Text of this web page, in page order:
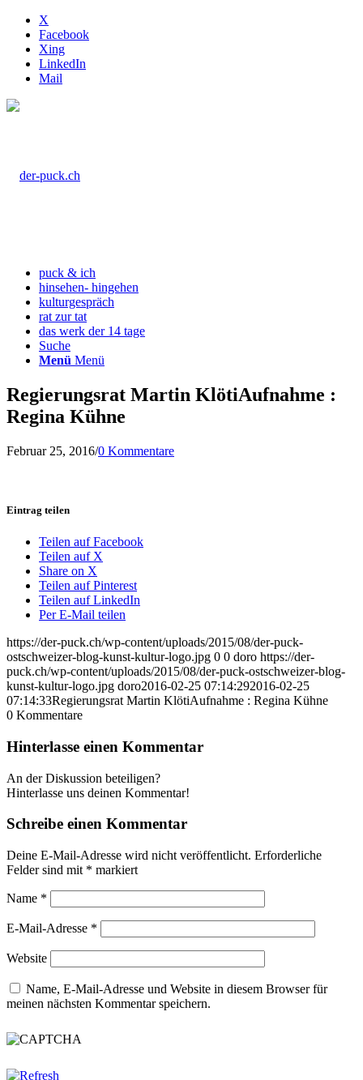
X
Facebook
Xing
LinkedIn
Mail
puck & ich
hinsehen- hingehen
kulturgespräch
rat zur tat
das werk der 14 tage
Suche
Menü Menü
Regierungsrat Martin KlötiAufnahme :
Regina Kühne
Februar 25, 2016/0 Kommentare
Eintrag teilen
Teilen auf Facebook
Teilen auf X
Share on X
Teilen auf Pinterest
Teilen auf LinkedIn
Per E-Mail teilen
https://der-puck.ch/wp-content/uploads/2015/08/der-puck-
ostschweizer-blog-kunst-kultur-logo.jpg 0 0 doro https://der-
puck.ch/wp-content/uploads/2015/08/der-puck-ostschweizer-blog-
kunst-kultur-logo.jpg doro2016-02-25 07:14:292016-02-25
07:14:33Regierungsrat Martin KlötiAufnahme : Regina Kühne
0 Kommentare
Hinterlasse einen Kommentar
An der Diskussion beteiligen?
Hinterlasse uns deinen Kommentar!
Schreibe einen Kommentar
Deine E-Mail-Adresse wird nicht veröffentlicht. Erforderliche
Felder sind mit * markiert
Name *
E-Mail-Adresse *
Website
Name, E-Mail-Adresse und Website in diesem Browser für
meinen nächsten Kommentar speichern.